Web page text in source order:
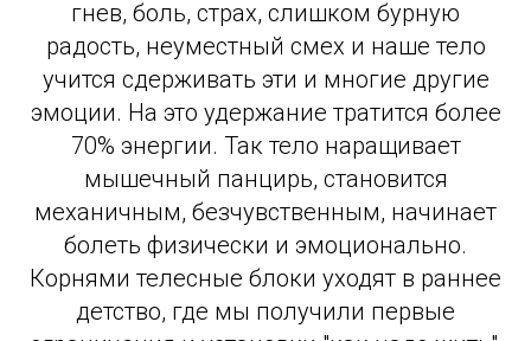
гнев, боль, страх, слишком бурную
радость, неуместный смех и наше тело
учится сдерживать эти и многие другие
эмоции. На это удержание тратится более
70% энергии. Так тело наращивает
мышечный панцирь, становится
механичным, безчувственным, начинает
болеть физически и эмоционально.
Корнями телесные блоки уходят в раннее
детство, где мы получили первые